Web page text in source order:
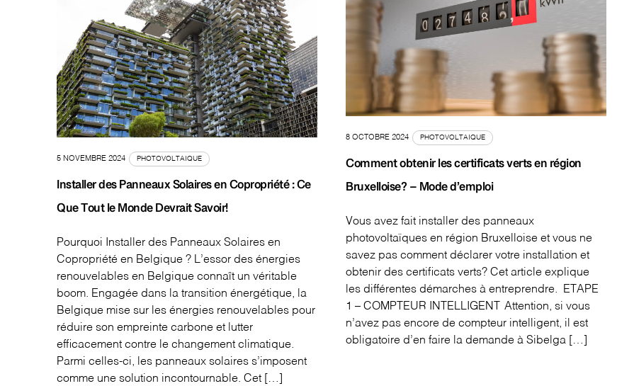
5 NOVEMBRE 2024 PHOTOVOLTAIQUE
Installer des Panneaux Solaires en Copropriété : Ce
Que Tout le Monde Devrait Savoir!
Pourquoi Installer des Panneaux Solaires en
Copropriété en Belgique ? L’essor des énergies
renouvelables en Belgique connaît un véritable
boom. Engagée dans la transition énergétique, la
Belgique mise sur les énergies renouvelables pour
réduire son empreinte carbone et lutter
efficacement contre le changement climatique.
Parmi celles-ci, les panneaux solaires s’imposent
comme une solution incontournable. Cet […]
8 OCTOBRE 2024 PHOTOVOLTAIQUE
Comment obtenir les certificats verts en région
Bruxelloise? – Mode d’emploi
Vous avez fait installer des panneaux
photovoltaïques en région Bruxelloise et vous ne
savez pas comment déclarer votre installation et
obtenir des certificats verts? Cet article explique
les différentes démarches à entreprendre. ETAPE
1 – COMPTEUR INTELLIGENT Attention, si vous
n’avez pas encore de compteur intelligent, il est
obligatoire d’en faire la demande à Sibelga […]